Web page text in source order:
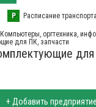
Р Расписание транспорта
Компьютеры, оргтехника,
для ПК, запчасти
для
+ Добавить предприятие